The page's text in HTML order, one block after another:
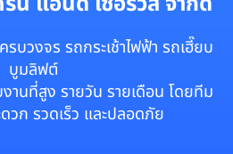
รบวงจร รถกระเช้าไฟฟ้า รถเฮี๊ยบ
บูมลิฟต์
านที่สูง รายวัน รายเดือน โดยทีม
วก รวดเร็ว และปลอดภัย